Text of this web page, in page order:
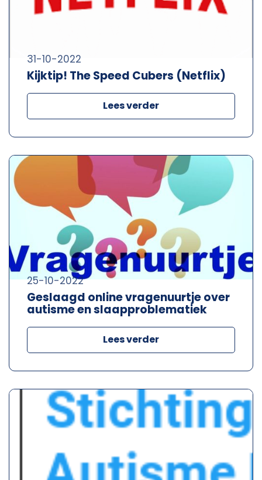
Kijktip! The Speed Cubers (Netflix)
31-10-2022
Lees verder
Geslaagd online vragenuurtje over
autisme en slaapproblematiek
25-10-2022
Lees verder